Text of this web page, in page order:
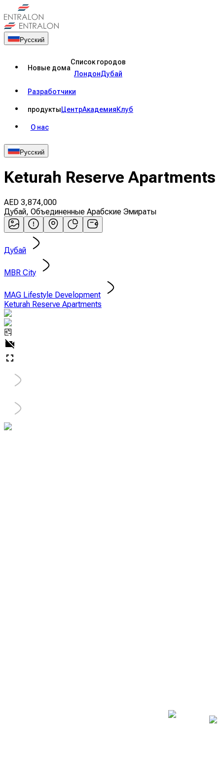
Русский
Новые дома
Список городов
ЛондонДубай
Разработчики
продуктыЦентрАкадемияКлуб
О нас
Русский
Keturah Reserve Apartments
AED 3,874,000
Дубай, Объединенные Арабские Эмираты
Дубай
MBR City
MAG Lifestyle Development
Keturah Reserve Apartments